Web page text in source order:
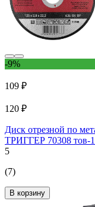
-9%
109 ₽
120 ₽
Диск отрезной по
ТРИГГЕР 70308 тов-
5
(7)
В корзину